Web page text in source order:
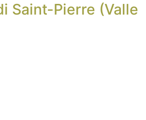
Saint-Pierre (Valle